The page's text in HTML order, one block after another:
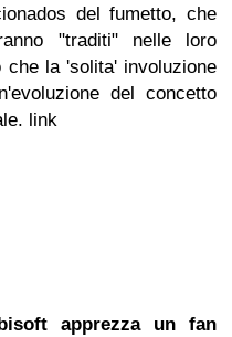
del fumetto, che
"traditi" nelle loro
la 'solita' involuzione
del concetto
link
apprezza un fan